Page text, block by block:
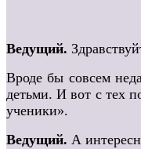
Ведущий.
Вроде бы совсем
детьми. И вот с тех
ученики».
Ведущий. А